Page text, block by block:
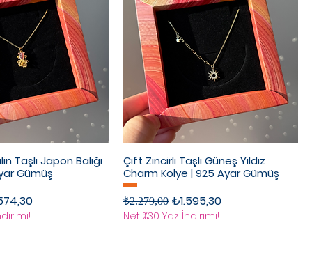
Taşlı Japon Balığı
Gümüş
Fiyat
Çift Zincirli Taşlı Güneş Yıldız
Charm Kolye | 925 Ayar Gümüş
Normal Fiyat
₺2.279,00 İndirimli Fiyat
₺1.595,30
Net %30 Yaz İndirimi!